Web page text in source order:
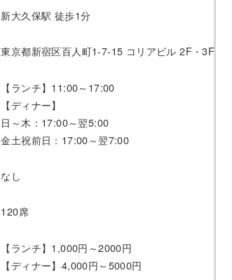
新大久保駅 徒歩1分
東京都新宿区百人町1-7-15 コリアビル 2F・3F
【ランチ】11:00～17:00
【ディナー】
日～木：17:00～翌5:00
金土祝前日：17:00～翌7:00
なし
120席
【ランチ】1,000円～2000円
【ディナー】4,000円～5000円